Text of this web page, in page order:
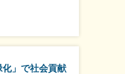
化」で社会貢献